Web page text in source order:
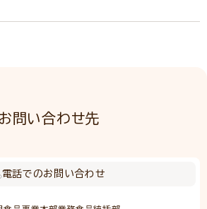
問い合わせ先
電話でのお問い合わせ